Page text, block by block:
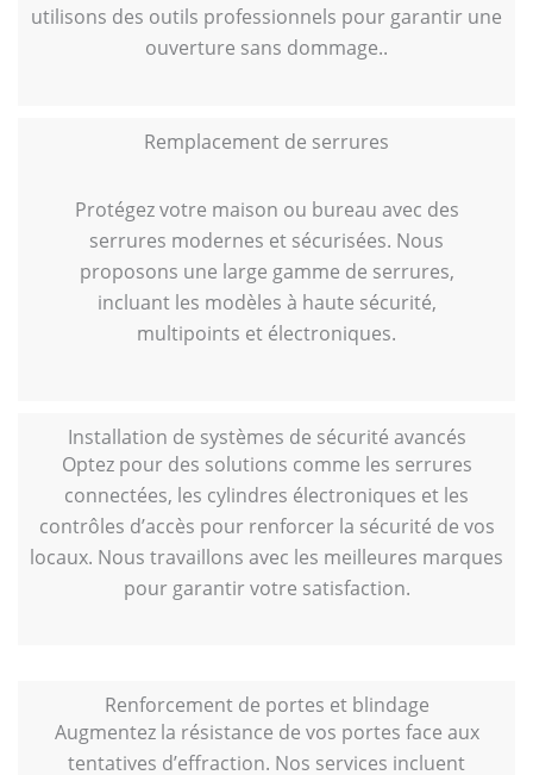
utilisons des outils professionnels pour garantir une
ouverture sans dommage..
Remplacement de serrures
Protégez votre maison ou bureau avec des
serrures modernes et sécurisées. Nous
proposons une large gamme de serrures,
incluant les modèles à haute sécurité,
multipoints et électroniques.
Installation de systèmes de sécurité avancés
Optez pour des solutions comme les serrures
connectées, les cylindres électroniques et les
contrôles d’accès pour renforcer la sécurité de vos
locaux. Nous travaillons avec les meilleures marques
pour garantir votre satisfaction.
Renforcement de portes et blindage
Augmentez la résistance de vos portes face aux
tentatives d’effraction. Nos services incluent